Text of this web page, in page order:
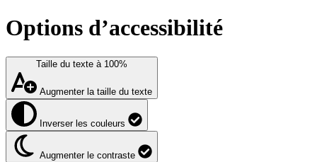
Options d’accessibilité
Taille du texte à 100%
Augmenter la taille du texte
Inverser les couleurs
Augmenter le contraste